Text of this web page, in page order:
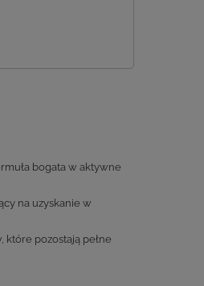
bogata w aktywne
na uzyskanie w
które pozostają pełne